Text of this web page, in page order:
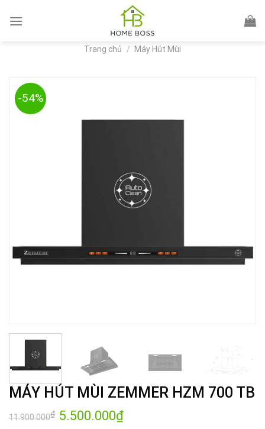
Trang chủ / Máy Hút Mùi
-54%
MÁY HÚT MÙI ZEMMER HZM 700 TB
11.900.000₫ Giá
gốc
5.500.000₫Giá